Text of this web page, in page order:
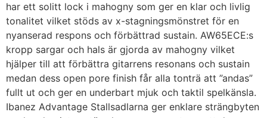
har ett solitt lock i mahogny som ger en klar och livlig
tonalitet vilket stöds av x-stagningsmönstret för en
nyanserad respons och förbättrad sustain. AW65ECE:s
kropp sargar och hals är gjorda av mahogny vilket
hjälper till att förbättra gitarrens resonans och sustain
medan dess open pore finish får alla tonträ att ”andas”
fullt ut och ger en underbart mjuk och taktil spelkänsla.
Ibanez Advantage Stallsadlarna ger enklare strängbyten